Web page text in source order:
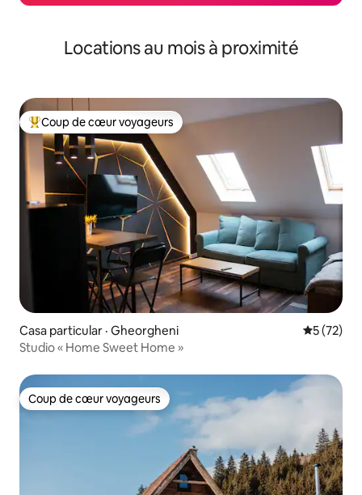
Locations au mois à proximité
Coup de cœur voyageurs parmi les plus aimés
Coup de cœur voyageurs
Casa particular · Gheorgheni Note
5 (72)
Studio « Home Sweet Home »
Coup de cœur voyageurs
Coup de cœur voyageurs